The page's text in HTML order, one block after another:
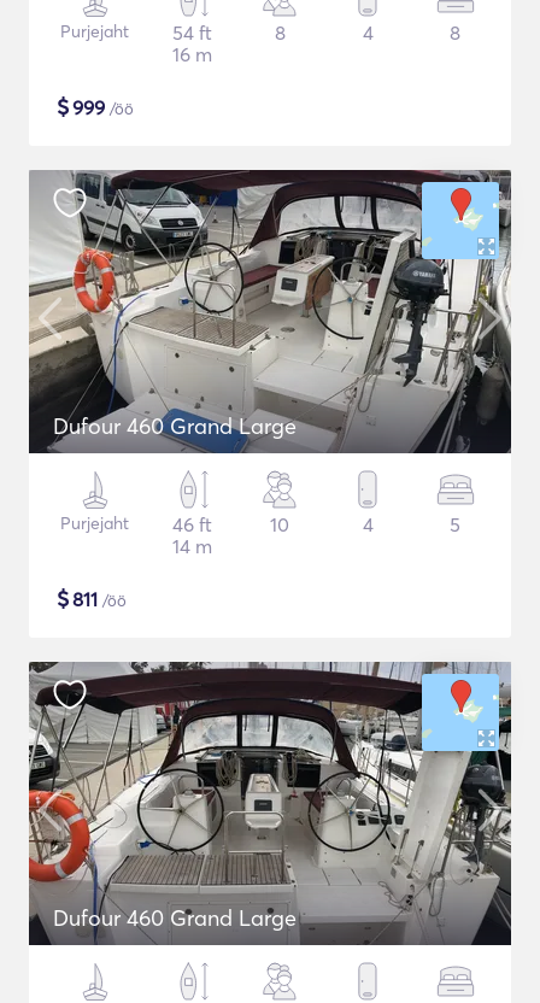
Purjejaht
54 ft
16 m
8 4 8
$999 /öö
Dufour 460 Grand Large
Purjejaht
46 ft
14 m
10 4 5
$811 /öö
Dufour 460 Grand Large